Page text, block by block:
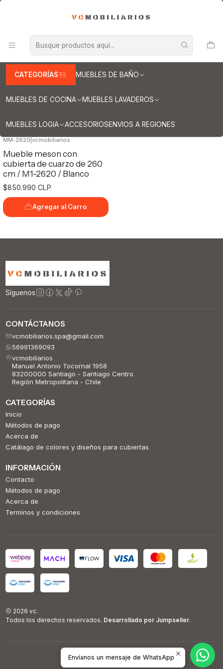
CATEGORÍAS MUEBLES DE BAÑO
MUEBLES DE COCINA MUEBLES LAVADEROS
MUEBLES LOGIA ACCESORIOSENVIOS A REGIONES
Mueble Tipo mesón de 260 cm
Mueble Tipo mesón de 260 cm
Filtros
MM-2620 vcmobiliarios
Mueble meson con
cubierta de cuarzo de 260
cm / M1-2620 / Blanco
$850.990 CLP
Agregar al Carro
Síguenos
CONTÁCTANOS
vcmobiliarios.spa@gmail.com
56991369093
vcmobiliarios
Manuel Antonio Tocornal 1958
83200000 Santiago - Santiago Centro
Región Metropolitana - Chile
CATEGORÍAS
Inicio
Métodos de pago
Acerca de
Catálago de colores y diseños para cubiertas
INFORMACIÓN
Contacto
Métodos de pago
Acerca de
Terminos y condiciones
2026 vc.
Todos los derechos reservados. Desarrollado por Jumpseller.
VOLVER ARRIBA
Envíanos un mensaje de WhatsApp